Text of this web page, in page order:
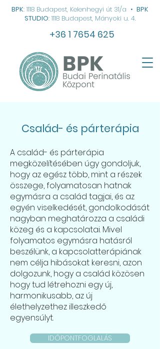
BPK: 1118 Budapest, Kelenhegyi út 31/a • BPK
STUDIO: 1118 Budapest, Mányoki u. 4.
+36 1 7654 625
Család- és párterápia
A család- és párterápia
megközelítésében úgy gondoljuk,
hogy az egész több, mint a részek
összege, folyamatosan hatnak
egymásra a család tagjai, és az
egyén viselkedését, gondolkodását
nagyban meghatározza a családi
közeg és a kapcsolatai. Mivel
folyamatos egymásra hatásról
beszélünk, a kapcsolatterápiának
nem célja hibásokat keresni, azon
dolgozunk, hogy a család közösen
hogy tud létrehozni egy új,
harmonikusabb, az új
élethelyzethez illeszkedő
egyensúlyt.
IDŐPONTFOGLALÁS